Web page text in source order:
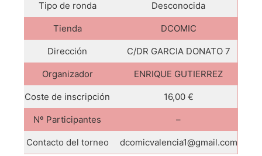
Tipo de ronda Desconocida
Tienda DCOMIC
Dirección C/DR GARCIA DONATO 7
Organizador ENRIQUE GUTIERREZ
Coste de inscripción 16,00 €
Nº Participantes –
Contacto del torneo dcomicvalencia1@gmail.com